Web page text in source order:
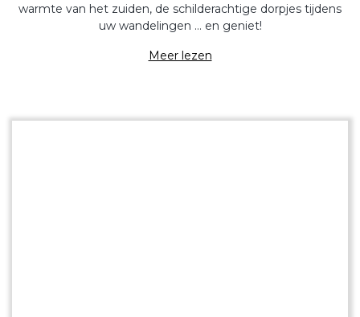
warmte van het zuiden, de schilderachtige dorpjes tijdens
uw wandelingen … en geniet!
Meer lezen